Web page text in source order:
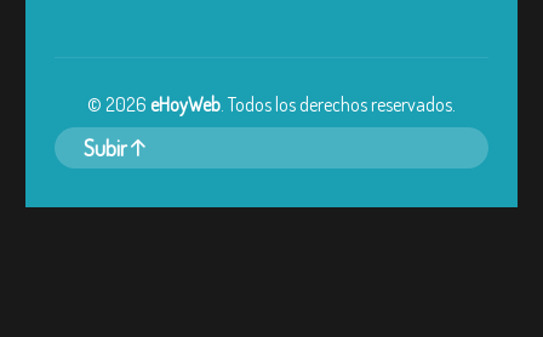
© 2026 eHoyWeb. Todos los derechos reservados.
Subir